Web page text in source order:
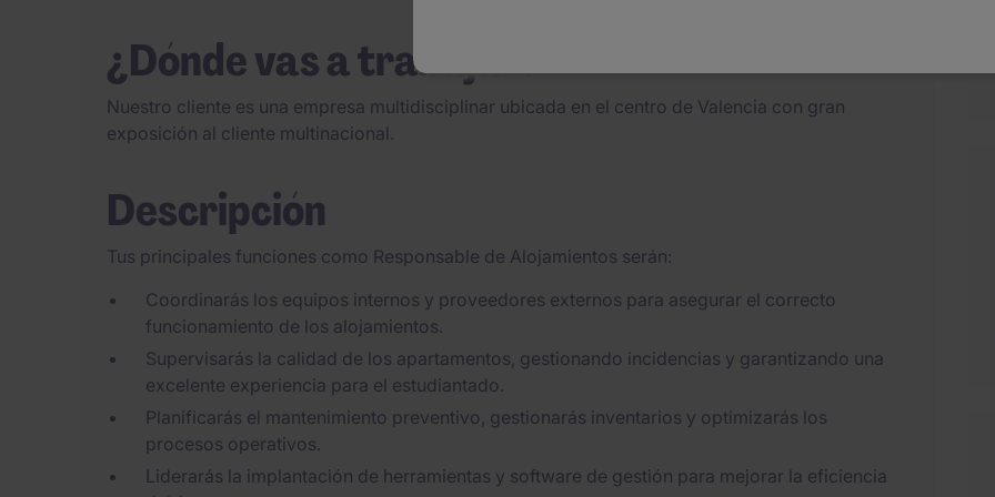
¿Dónde vas a trabajar?
Nuestro cliente es una empresa multidisciplinar ubicada en el centro de Valencia con gran
exposición al cliente multinacional.
Descripción
Tus principales funciones como Responsable de Alojamientos serán:
Coordinarás los equipos internos y proveedores externos para asegurar el correcto
funcionamiento de los alojamientos.
Supervisarás la calidad de los apartamentos, gestionando incidencias y garantizando una
excelente experiencia para el estudiantado.
Planificarás el mantenimiento preventivo, gestionarás inventarios y optimizarás los
procesos operativos.
Liderarás la implantación de herramientas y software de gestión para mejorar la eficiencia